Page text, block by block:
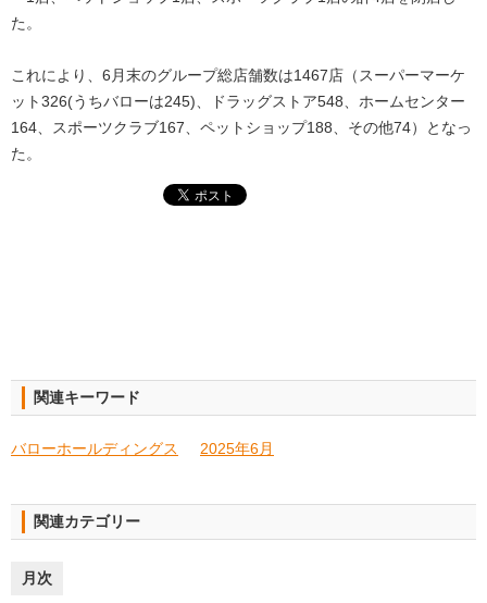
た。
これにより、6月末のグループ総店舗数は1467店（スーパーマーケ
ット326(うちバローは245)、ドラッグストア548、ホームセンター
164、スポーツクラブ167、ペットショップ188、その他74）となっ
た。
関連キーワード
バローホールディングス 2025年6月
関連カテゴリー
月次